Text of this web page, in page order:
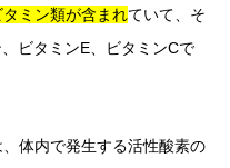
ミン類が含まれていて、そ
ビタミンE、ビタミンCで
体内で発生する活性酸素の